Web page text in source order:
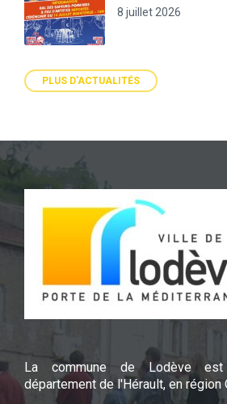
8 juillet 2026
PLUS D'ACTUALITÉS
La commune de Lodève
département de l'Hérault, en région